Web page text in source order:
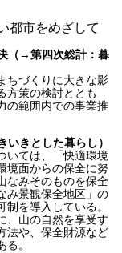
都市をめざして
（→第四次総計：暮
ちづくりに大きな影
方策の検討ととも
の範囲内での事業推
きとした暮らし）
いては、「快適環境
境面からの保全に努
なみそのものを保全
み景観保全地区」の
を導入している。
、山の自然を享受す
法や、保全財源など
。